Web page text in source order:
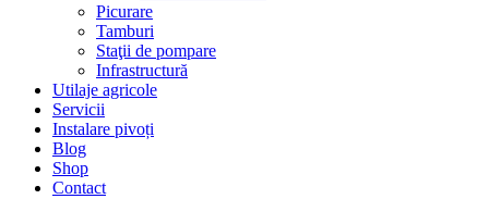
Picurare
Tamburi
Staţii de pompare
Infrastructură
Utilaje agricole
Servicii
Instalare pivoți
Blog
Shop
Contact